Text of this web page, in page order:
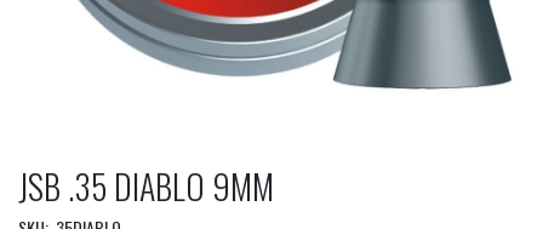
JSB .35 DIABLO 9MM